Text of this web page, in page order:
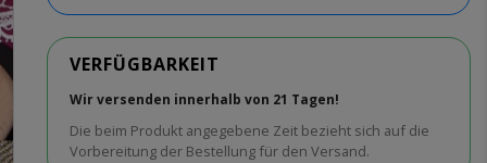
VERFÜGBARKEIT
Wir versenden innerhalb von 21 Tagen!
Die beim Produkt angegebene Zeit bezieht sich auf die
Vorbereitung der Bestellung für den Versand.